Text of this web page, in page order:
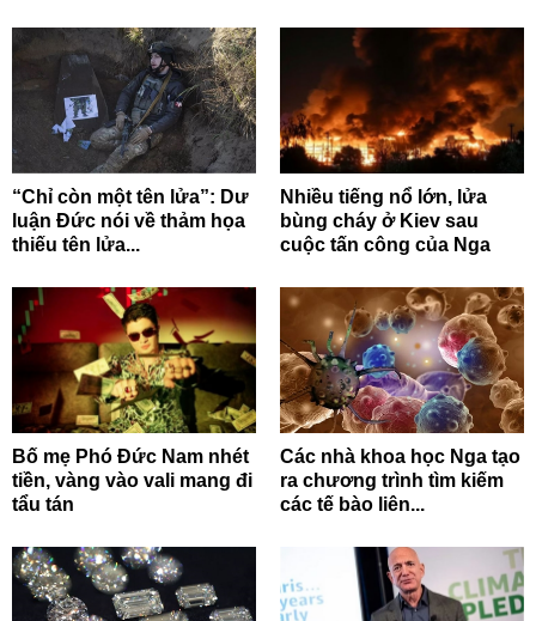
“Chỉ còn một tên lửa”: Dư
luận Đức nói về thảm họa
thiếu tên lửa...
Nhiều tiếng nổ lớn, lửa
bùng cháy ở Kiev sau
cuộc tấn công của Nga
Bố mẹ Phó Đức Nam nhét
tiền, vàng vào vali mang đi
tẩu tán
Các nhà khoa học Nga tạo
ra chương trình tìm kiếm
các tế bào liên...